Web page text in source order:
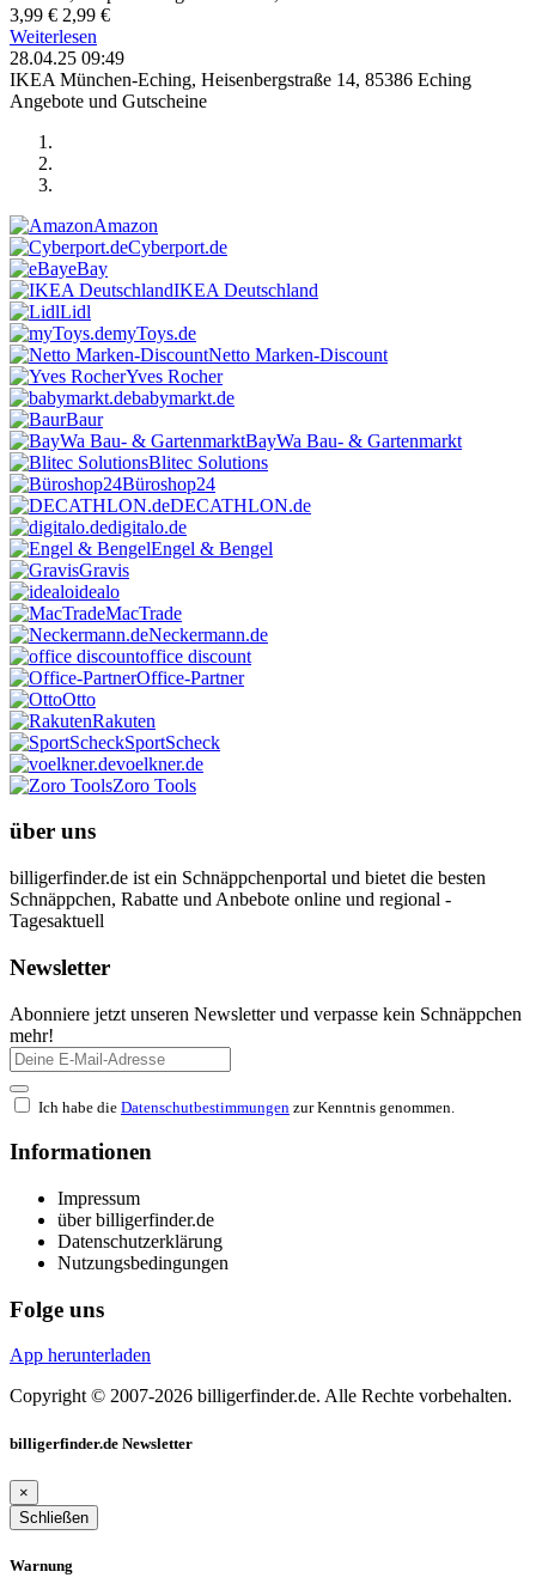
3,99 € 2,99 €
Weiterlesen
28.04.25 09:49
IKEA München-Eching, Heisenbergstraße 14, 85386 Eching
Angebote und Gutscheine
Amazon
Cyberport.de
eBay
IKEA Deutschland
Lidl
myToys.de
Netto Marken-Discount
Yves Rocher
babymarkt.de
Baur
BayWa Bau- & Gartenmarkt
Blitec Solutions
Büroshop24
DECATHLON.de
digitalo.de
Engel & Bengel
Gravis
idealo
MacTrade
Neckermann.de
office discount
Office-Partner
Otto
Rakuten
SportScheck
voelkner.de
Zoro Tools
über uns
billigerfinder.de ist ein Schnäppchenportal und bietet die besten
Schnäppchen, Rabatte und Anbebote online und regional -
Tagesaktuell
Newsletter
Abonniere jetzt unseren Newsletter und verpasse kein Schnäppchen
mehr!
Ich habe die Datenschutbestimmungen zur Kenntnis genommen.
Informationen
Impressum
über billigerfinder.de
Datenschutzerklärung
Nutzungsbedingungen
Folge uns
App herunterladen
Copyright © 2007-2026 billigerfinder.de. Alle Rechte vorbehalten.
billigerfinder.de Newsletter
×
Schließen
Warnung